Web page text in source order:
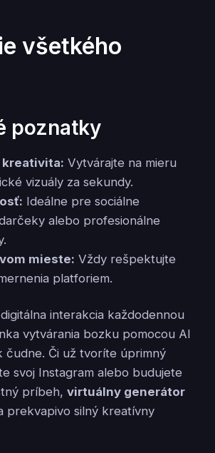
všetkého
poznatky
kreativita: Vytvárajte na mieru
vizuály za sekundy.
Ideálne pre sociálne
alebo profesionálne
mieste: Vždy rešpektujte
platforiem.
interakcia každodennou
vytvárania bozku pomocou AI
čudne. Či už tvoríte úprimný
svoj Instagram alebo budujete
príbeh, virtuálny generátor
prekvapivo silný kreatívny